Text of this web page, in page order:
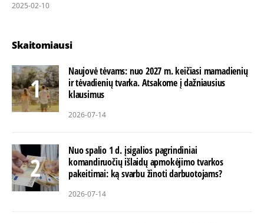
2025-02-10
Skaitomiausi
Naujovė tėvams: nuo 2027 m. keičiasi mamadienių
ir tėvadienių tvarka. Atsakome į dažniausius
klausimus
2026-07-14
Nuo spalio 1 d. įsigalios pagrindiniai
komandiruočių išlaidų apmokėjimo tvarkos
pakeitimai: ką svarbu žinoti darbuotojams?
2026-07-14